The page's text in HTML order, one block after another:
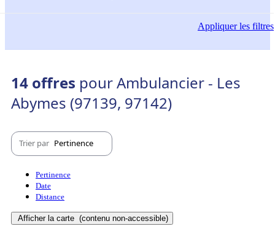
Appliquerles filtres
14 offres pour Ambulancier - Les
Abymes (97139, 97142)
Trier par Pertinence
Pertinence
Date
Distance
Afficher la carte (contenu non-accessible)